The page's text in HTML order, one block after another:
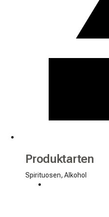
Produktarten
Spirituosen, Alkohol